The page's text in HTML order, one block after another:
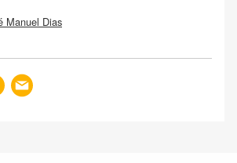
Manuel Dias